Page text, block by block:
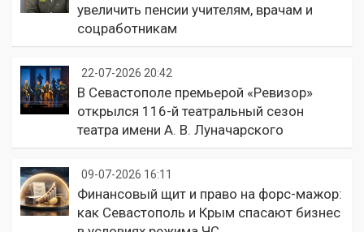
увеличить пенсии учителям, врачам и
соцработникам
22-07-2026 20:42
В Севастополе премьерой «Ревизор»
открылся 116-й театральный сезон
театра имени А. В. Луначарского
09-07-2026 16:11
Финансовый щит и право на форс-мажор:
как Севастополь и Крым спасают бизнес